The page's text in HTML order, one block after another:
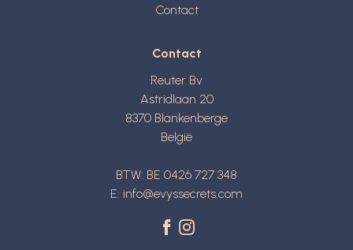
Contact
Contact
Reuter Bv
Astridlaan 20
8370 Blankenberge
België
BTW: BE 0426 727 348
E: info@evyssecrets.com